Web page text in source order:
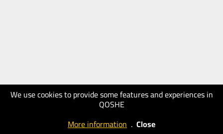
We use cookies to provide some features and experiences in
QOSHE
More information . Close